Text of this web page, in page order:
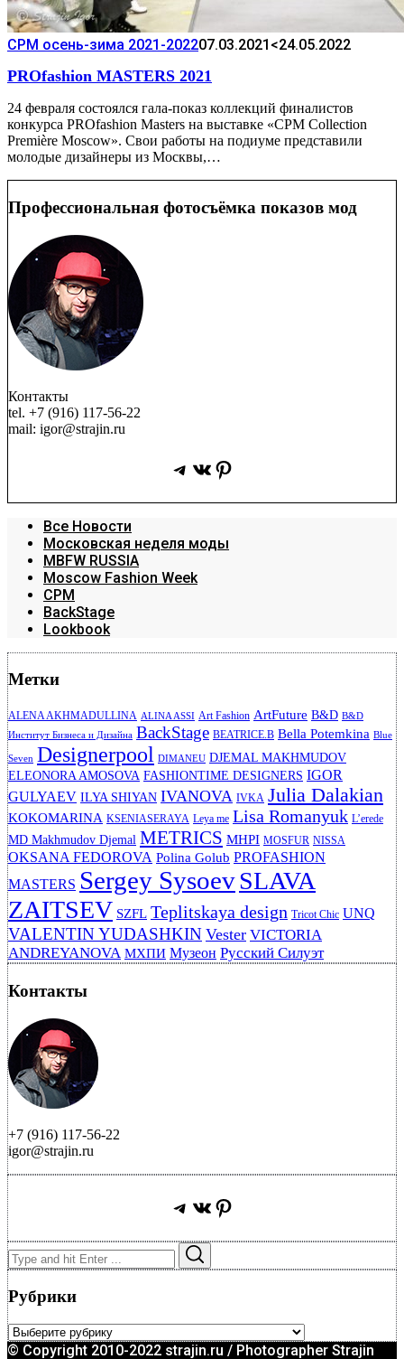
CPM осень-зима 2021-202207.03.2021 <24.05.2022
PROfashion MASTERS 2021
24 февраля состоялся гала-показ коллекций финалистов
конкурса PROfashion Masters на выставке «CPM Collection
Première Moscow». Свои работы на подиуме представили
молодые дизайнеры из Москвы,…
Профессиональная фотосъёмка показов мод
Контакты
tel. +7 (916) 117-56-22
mail: igor@strajin.ru
Telegram
ВКонтакте
Pinterest
Все Новости
Московская неделя моды
MBFW RUSSIA
Moscow Fashion Week
CPM
BackStage
Lookbook
Метки
ALENA AKHMADULLINA ALINA ASSI Art Fashion ArtFuture B&D B&D
Институт Бизнеса и Дизайна BackStage BEATRICE.B Bella Potemkina Blue
Seven Designerpool DIMANEU DJEMAL MAKHMUDOV
ELEONORA AMOSOVA FASHIONTIME DESIGNERS IGOR
GULYAEV ILYA SHIYAN IVANOVA IVKA Julia Dalakian
KOKOMARINA KSENIASERAYA Leya me Lisa Romanyuk L’erede
MD Makhmudov Djemal METRICS MHPI MOSFUR NISSA
OKSANA FEDOROVA Polina Golub PROFASHION
MASTERS Sergey SysoevSLAVA
ZAITSEV SZFL Teplitskaya design Tricot Chic UNQ
VALENTIN YUDASHKIN Vester VICTORIA
ANDREYANOVA МХПИ Музеон Русский Силуэт
Контакты
+7 (916) 117-56-22
igor@strajin.ru
Telegram
ВКонтакте
Pinterest
Search
for:
Рубрики
Рубрики
© Copyright 2010-2022 strajin.ru / Photographer Strajin